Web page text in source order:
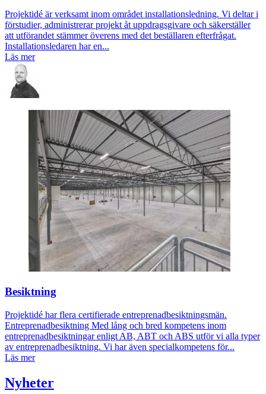
Projektidé är verksamt inom området installationsledning. Vi deltar i
förstudier, administrerar projekt åt uppdragsgivare och säkerställer
att utförandet stämmer överens med det beställaren efterfrågat.
Installationsledaren har en...
Läs mer
Besiktning
Projektidé har flera certifierade entreprenadbesiktningsmän.
Entreprenadbesiktning Med lång och bred kompetens inom
entreprenadbesiktningar enligt AB, ABT och ABS utför vi alla typer
av entreprenadbesiktning. Vi har även specialkompetens för...
Läs mer
Nyheter